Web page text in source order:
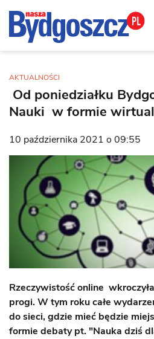
AKTUALNOŚCI
Od poniedziałku
Nauki w formie
10 października 2021 o 09:55
Rzeczywistość online
progi. W tym roku całe
do sieci, gdzie mieć będzie
formie debaty pt. "Nauka dziś